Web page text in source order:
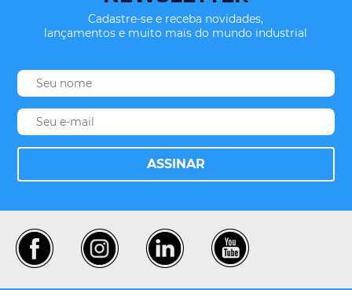
Cadastre-se e receba novidades,
lançamentos e muito mais do mundo industrial
ASSINAR